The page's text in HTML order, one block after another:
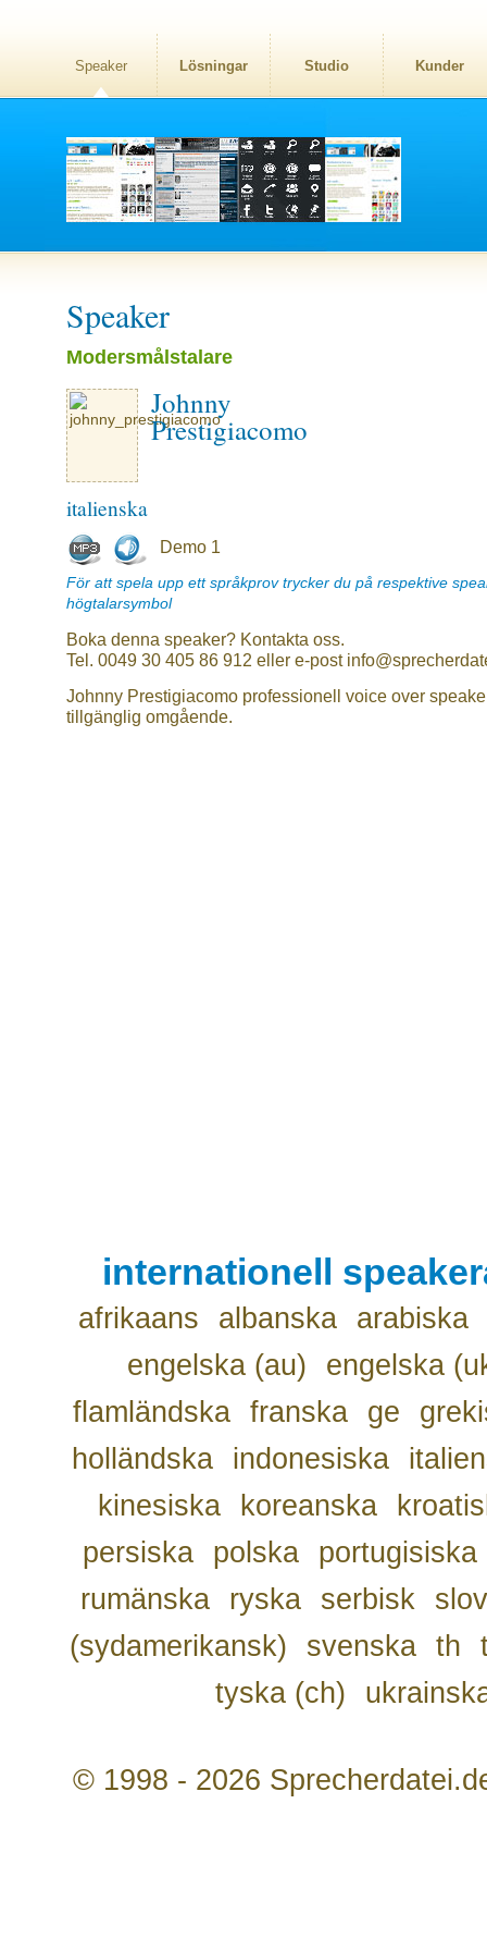
Speaker Lösningar Studio Kunder
Speaker
Modersmålstalare
Johnny
Prestigiacomo
italienska
Demo 1
För att spela upp ett språkprov trycker du på respektive
högtalarsymbol
Boka denna speaker? Kontakta oss.
Tel. 0049 30 405 86 912 eller e-post
Johnny Prestigiacomo professionell voice over
tillgänglig omgående.
internationell
afrikaans albanska
arabiska
engelska (au)
engelska
flamländska franska ge
holländska
indonesiska
kinesiska
koreanska
persiska
polska
portugisiska
rumänska
ryska serbisk
(sydamerikansk)
svenska th
tyska (ch)
© 1998 - 2026